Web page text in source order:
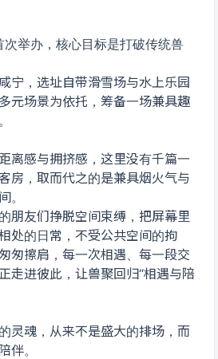
举办，核心目标是打破传统兽
宁，选址自带滑雪场与水上乐园
元场景为依托，筹备一场兼具趣
离感与拥挤感，这里没有千篇一
房，取而代之的是兼具烟火气与
。
朋友们挣脱空间束缚，把屏幕里
处的日常，不受公共空间的拘
匆擦肩，每一次相遇、每一段交
走进彼此，让兽聚回归“相遇与陪
灵魂，从来不是盛大的排场，而
伴。